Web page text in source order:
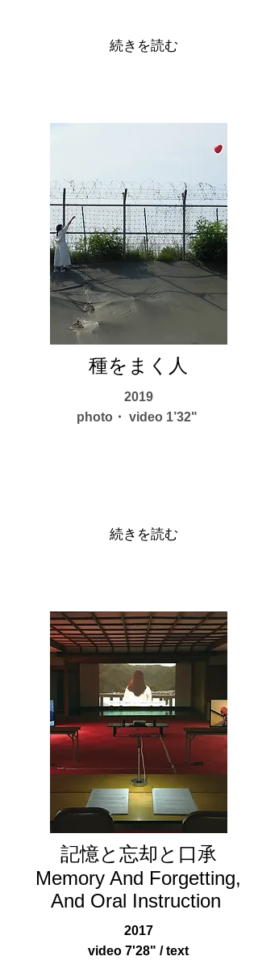
続きを読む
​種をまく人
2019
photo・ video 1’32"
続きを読む
記憶と忘却と口承
Memory And Forgetting,
And Oral Instruction ​
2017
video 7'28" / text